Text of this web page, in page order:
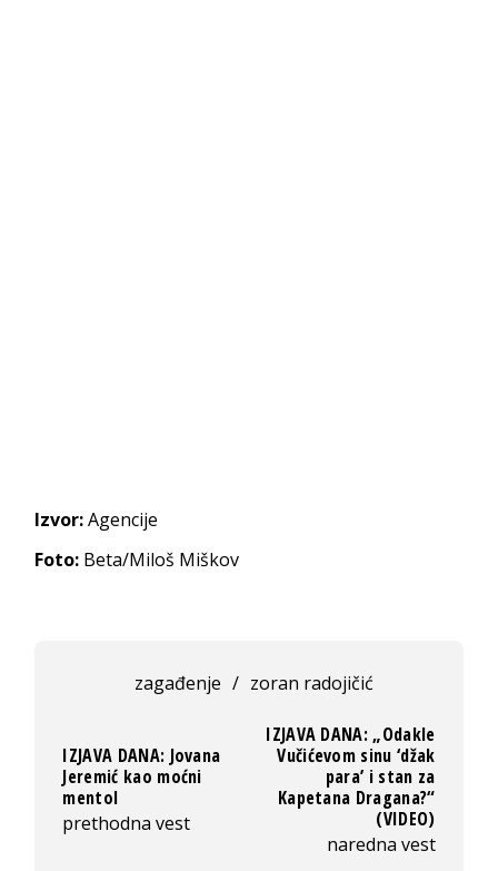
Izvor:Agencije
Foto: Beta/Miloš Miškov
zagađenje / zoran radojičić
IZJAVA DANA: Jovana
Jeremić kao moćni
mentol
prethodna vest
IZJAVA DANA: „Odakle
Vučićevom sinu ‘džak
para’ i stan za
Kapetana Dragana?“
(VIDEO)
naredna vest